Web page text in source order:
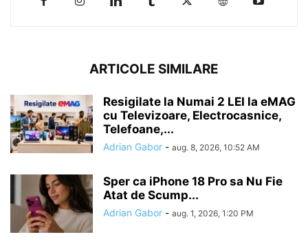
ARTICOLE SIMILARE
Resigilate la Numai 2 LEI la eMAG
cu Televizoare, Electrocasnice,
Telefoane,...
Adrian Gabor - aug. 8, 2026, 10:52 AM
Sper ca iPhone 18 Pro sa Nu Fie
Atat de Scump...
Adrian Gabor - aug. 1, 2026, 1:20 PM